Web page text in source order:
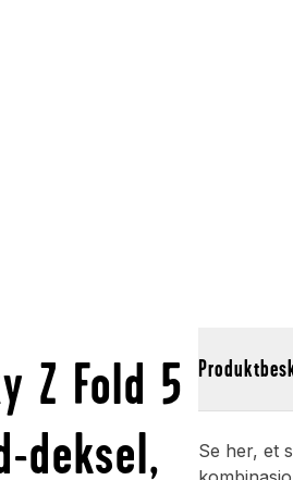
Z Fold 5
deksel,
Se her, et